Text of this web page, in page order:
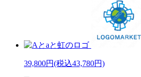
39,800円(税込43,780円)